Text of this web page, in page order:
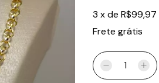
3 xde R$99,97
Frete grátis